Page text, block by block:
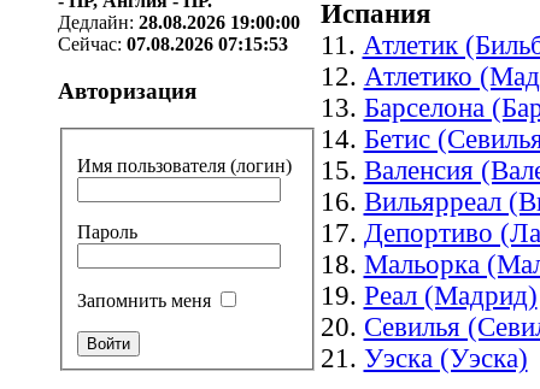
Дедлайн: 28.08.2026 19:00:00
Сейчас: 07.08.2026 07:15:53
Авторизация
Имя пользователя (логин)
Пароль
Запомнить меня
Испания
11. Атлетик
12. Атлетико
13. Барселона
14. Бетис
15. Валенсия
16. Вильярреал
17. Депортиво
18. Мальорка
19. Реал (Мадрид)
20. Севилья
21. Уэска (Уэска)